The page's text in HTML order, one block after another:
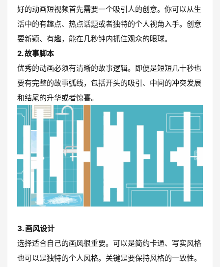
好的动画短视频首先需要一个吸引人的创意。你可以从生
活中的有趣点、热点话题或者独特的个人视角入手。创意
要新颖、有趣，能在几秒钟内抓住观众的眼球。
2. 故事脚本
优秀的动画必须有清晰的故事逻辑。即便是短短几十秒也
要有完整的故事弧线，包括开头的吸引、中间的冲突发展
和结尾的升华或者惊喜。
3. 画风设计
选择适合自己的画风很重要。可以是简约卡通、写实风格
也可以是独特的个人风格。关键是要保持风格的一致性。